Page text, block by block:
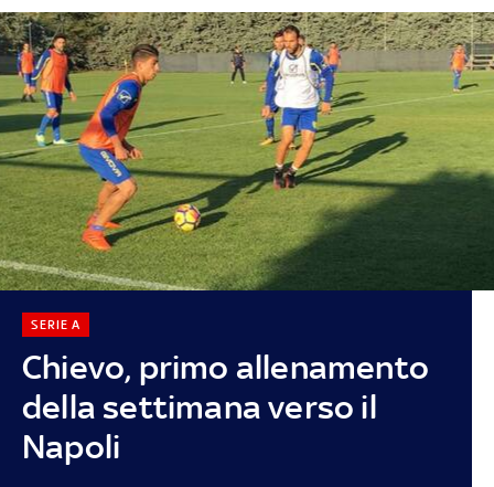
Chievo, primo allenamento
della settimana verso il
Napoli
SERIE A